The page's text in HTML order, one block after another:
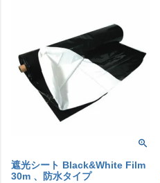
遮光シート Black&White Film
30m 、防水タイプ